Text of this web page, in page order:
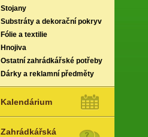
Stojany
Substráty a dekorační pokryv
Fólie a textilie
Hnojiva
Ostatní zahrádkářské potřeby
Dárky a reklamní předměty
Kalendárium
Zahrádkářská